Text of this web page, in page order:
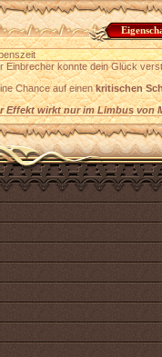
Einbrecher konnte dein Glück
Chance auf einenkritischen
Effekt wirkt nur im Limbus von